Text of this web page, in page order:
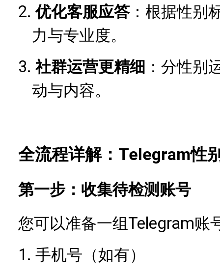
2.优化客服应答：根据性别
力与专业度。
3.社群运营更精细 ：分性别
动与内容。
全流程详解： Telegram性
第一步：收集待检测账号
您可以准备一组 Telegram账
1. 手机号（如有）